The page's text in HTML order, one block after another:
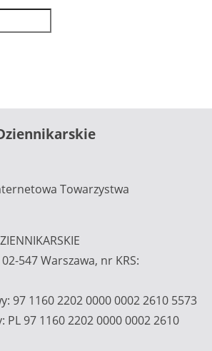
Towarzystwa
547 Warszawa, nr KRS:
97 1160 2202 0000 0002 2610 5573
PL 97 1160 2202 0000 0002 2610